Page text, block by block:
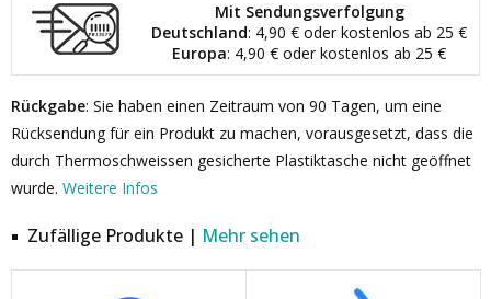
Mit Sendungsverfolgung
Deutschland: 4,90 € oder kostenlos ab 25 €
Europa: 4,90 € oder kostenlos ab 25 €
Rückgabe: Sie haben einen Zeitraum von 90 Tagen, um eine
Rücksendung für ein Produkt zu machen, vorausgesetzt, dass die
durch Thermoschweissen gesicherte Plastiktasche nicht geöffnet
wurde. Weitere Infos
Zufällige Produkte | Mehr sehen